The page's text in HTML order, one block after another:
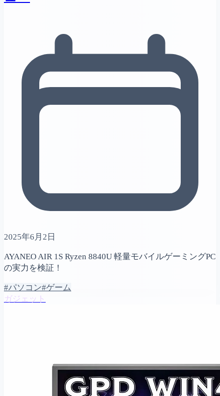
2025年6月2日
AYANEO AIR 1S Ryzen 8840U 軽量モバイルゲーミングPC
の実力を検証！
#パソコン#ゲーム
ガジェット